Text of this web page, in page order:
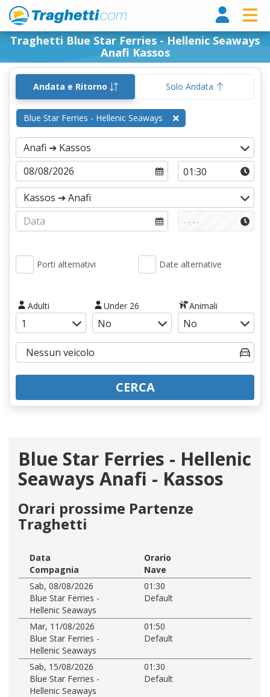
Traghetti Blue Star Ferries - Hellenic Seaways
Anafi Kassos
Andata e Ritorno Solo Andata
Blue Star Ferries - Hellenic Seaways
Porti alternativi Date alternative
Adulti Under 26 Animali
CERCA
Blue Star Ferries - Hellenic
Seaways Anafi - Kassos
Orari prossime Partenze
Traghetti
Data
Orario
Compagnia
Nave
Sab, 08/08/2026
01:30
Blue Star Ferries -
Hellenic Seaways
Default
Mar, 11/08/2026
01:50
Blue Star Ferries -
Hellenic Seaways
Default
Sab, 15/08/2026
01:30
Blue Star Ferries -
Hellenic Seaways
Default